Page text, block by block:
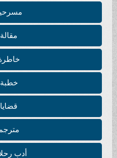
مسرحية
مقالة
خاطرة
خطبة
قضايا
مترجم
أدب رحلات